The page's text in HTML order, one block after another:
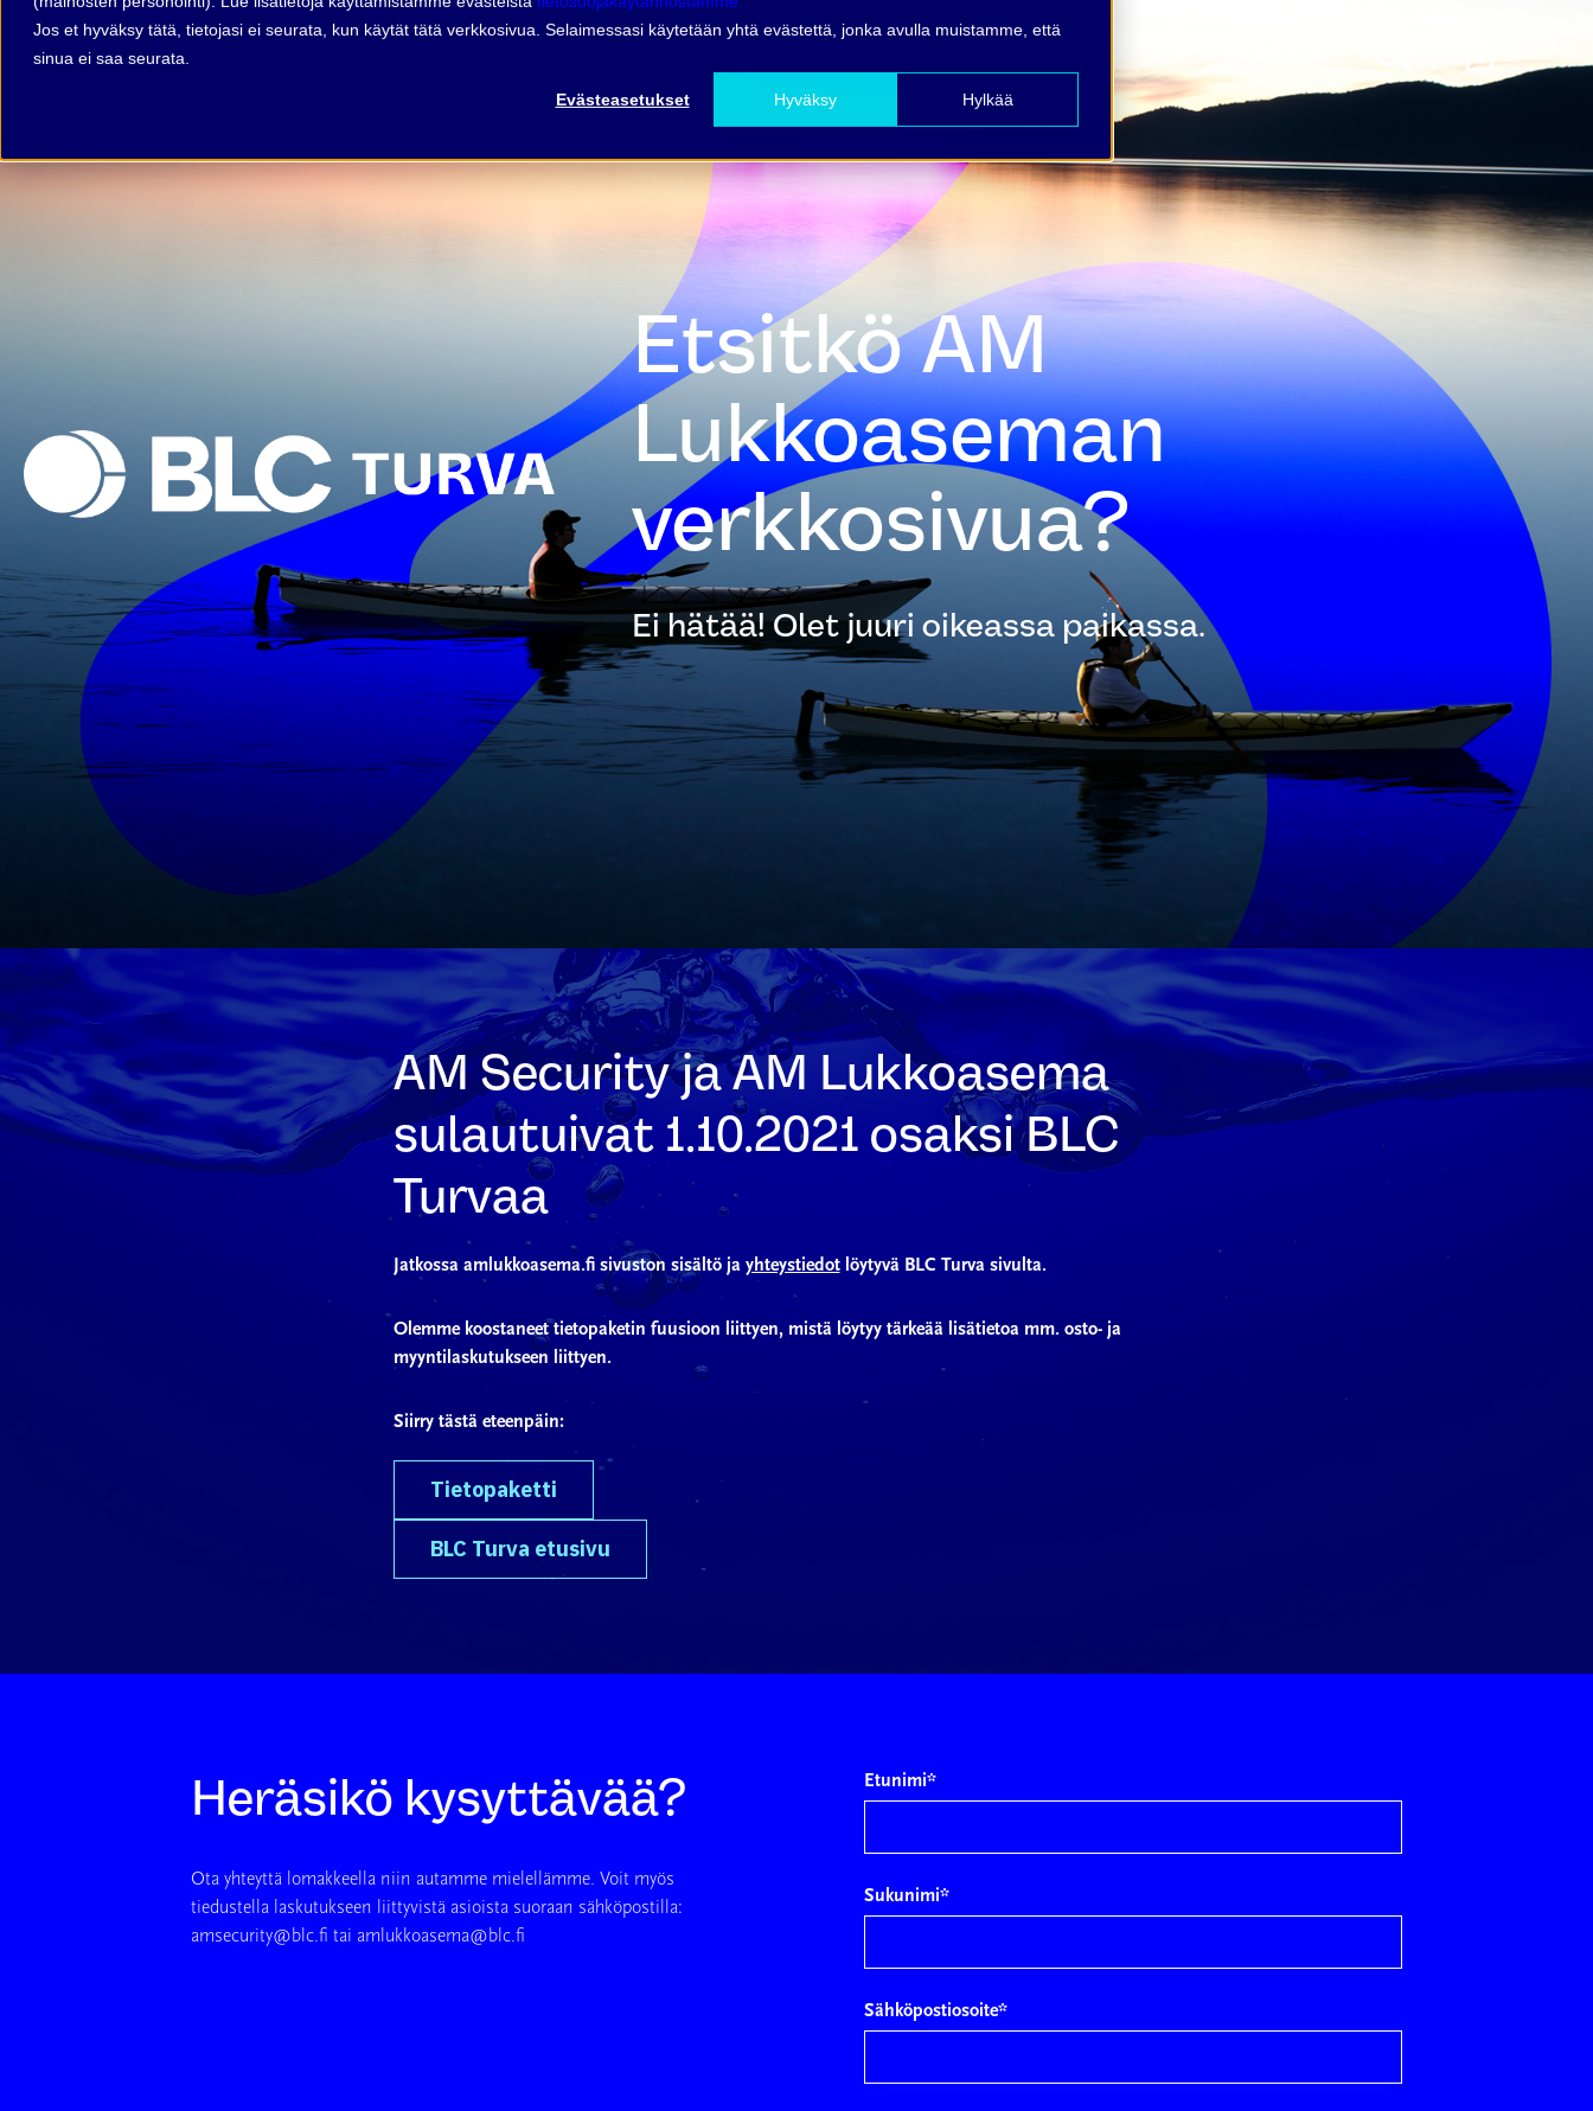
Jos et hyväksy tätä, tietojasi ei seurata, kun käytät tätä verkkosivua. Selaimessasi käytetään yhtä evästettä, jonka avulla muistamme, että
sinua ei saa seurata.
Evästeasetukset Hyväksy Hylkää
Etsitkö AM
Lukkoaseman
verkkosivua?
Ei hätää! Olet juuri oikeassa paikassa.
AM Security ja AM Lukkoasema
sulautuivat 1.10.2021 osaksi BLC
Turvaa
Jatkossa amlukkoasema.fi sivuston sisältö ja yhteystiedotlöytyvä BLC Turva sivulta.
Olemme koostaneet tietopaketin fuusioon liittyen, mistä löytyy tärkeää lisätietoa mm. osto- ja
myyntilaskutukseen liittyen.
Siirry tästä eteenpäin:
Tietopaketti
BLC Turva etusivu
Heräsikö kysyttävää?
Ota yhteyttä lomakkeella niin autamme mielellämme. Voit myös
tiedustella laskutukseen liittyvistä asioista suoraan sähköpostilla:
amsecurity@blc.fi tai amlukkoasema@blc.fi
Etunimi*
Sukunimi*
Sähköpostiosoite*